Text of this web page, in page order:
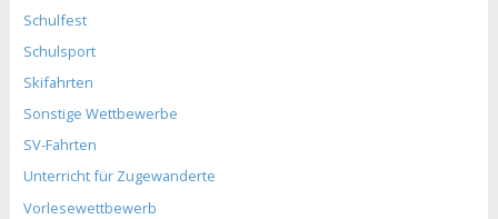
Schulfest
Schulsport
Skifahrten
Sonstige Wettbewerbe
SV-Fahrten
Unterricht für Zugewanderte
Vorlesewettbewerb